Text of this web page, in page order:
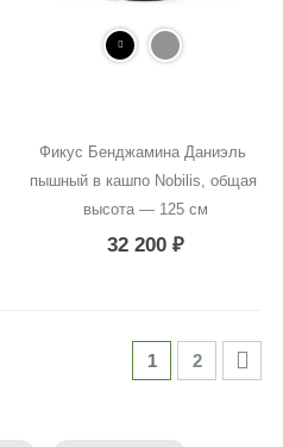
Фикус Бенджамина Даниэль
пышный в кашпо Nobilis, общая
высота — 125 см
32 200 ₽
1 2